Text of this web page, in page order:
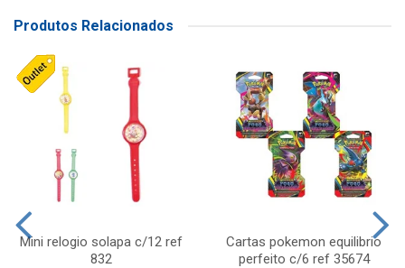
Produtos Relacionados
Mini relogio solapa c/12 ref
832
Cartas pokemon equilibrio
perfeito c/6 ref 35674